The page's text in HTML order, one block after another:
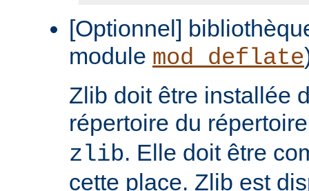
[Optionnel]
module mod_deflate
Zlib doit être installée
répertoire du
zlib. Elle doit être
cette place. Zlib est